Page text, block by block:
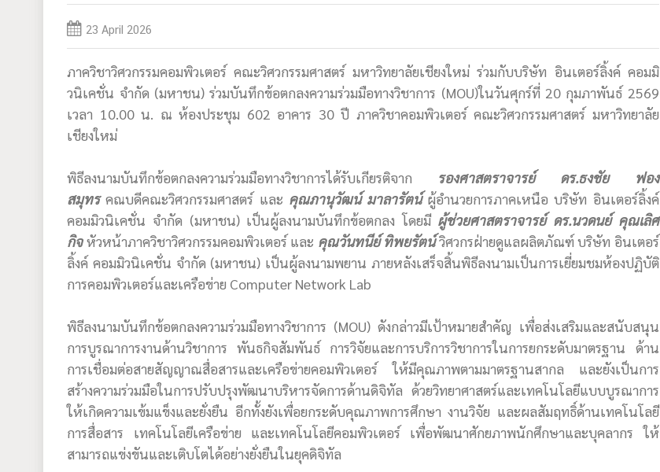
23 April 2026
ภาควิชาวิศวกรรมคอมพิวเตอร์ คณะวิศวกรรมศาสตร์ มหาวิทยาลัยเชียงใหม่ ร่วมกับบริษัท อินเตอร์ลิ้งค์ คอมมิ
วนิเคชั่น จำกัด (มหาชน) ร่วมบันทึกข้อตกลงความร่วมมือทางวิชาการ (MOU)ในวันศุกร์ที่ 20 กุมภาพันธ์ 2569
เวลา 10.00 น. ณ ห้องประชุม 602 อาคาร 30 ปี ภาควิชาคอมพิวเตอร์ คณะวิศวกรรมศาสตร์ มหาวิทยาลัย
เชียงใหม่
พิธีลงนามบันทึกข้อตกลงความร่วมมือทางวิชาการได้รับเกียรติจาก รองศาสตราจารย์ ดร.ธงชัย ฟอง
สมุทรคณบดีคณะวิศวกรรมศาสตร์ และ คุณภานุวัฒน์ มาลารัตน์ผู้อำนวยการภาคเหนือ บริษัท อินเตอร์ลิ้งค์
คอมมิวนิเคชั่น จำกัด (มหาชน) เป็นผู้ลงนามบันทึกข้อตกลง โดยมี ผู้ช่วยศาสตราจารย์ ดร.นวดนย์ คุณเลิศ
กิจหัวหน้าภาควิชาวิศวกรรมคอมพิวเตอร์ และ คุณวันทนีย์ ทิพยรัตน์วิศวกรฝ่ายดูแลผลิตภัณฑ์ บริษัท อินเตอร์
ลิ้งค์ คอมมิวนิเคชั่น จำกัด (มหาชน) เป็นผู้ลงนามพยาน ภายหลังเสร็จสิ้นพิธีลงนามเป็นการเยี่ยมชมห้องปฏิบัติ
การคอมพิวเตอร์และเครือข่าย Computer Network Lab
พิธีลงนามบันทึกข้อตกลงความร่วมมือทางวิชาการ (MOU) ดังกล่าวมีเป้าหมายสำคัญ เพื่อส่งเสริมและสนับสนุน
การบูรณาการงานด้านวิชาการ พันธกิจสัมพันธ์ การวิจัยและการบริการวิชาการในการยกระดับมาตรฐาน ด้าน
การเชื่อมต่อสายสัญญาณสื่อสารและเครือข่ายคอมพิวเตอร์ ให้มีคุณภาพตามมาตรฐานสากล และยังเป็นการ
สร้างความร่วมมือในการปรับปรุงพัฒนาบริหารจัดการด้านดิจิทัล ด้วยวิทยาศาสตร์และเทคโนโลยีแบบบูรณาการ
ให้เกิดความเข้มแข็งและยั่งยืน อีกทั้งยังเพื่อยกระดับคุณภาพการศึกษา งานวิจัย และผลสัมฤทธิ์ด้านเทคโนโลยี
การสื่อสาร เทคโนโลยีเครือข่าย และเทคโนโลยีคอมพิวเตอร์ เพื่อพัฒนาศักยภาพนักศึกษาและบุคลากร ให้
สามารถแข่งขันและเติบโตได้อย่างยั่งยืนในยุคดิจิทัล